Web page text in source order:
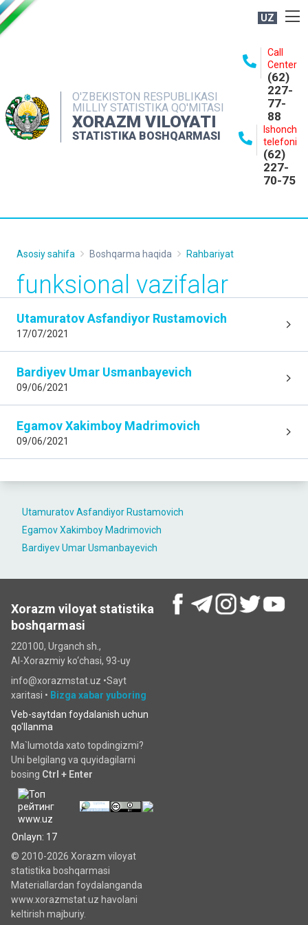
UZ
O'ZBEKISTON RESPUBLIKASI
MILLIY STATISTIKA QO'MITASI
XORAZM VILOYATI
STATISTIKA BOSHQARMASI
Call
Center
(62)
227-
77-
88
Ishonch
telefoni
(62)
227-
70-75
NASHRLAR
INTERAKTIV XIZMATLAR
MATBUOT XIZMATI
Utamuratov Asfandiyor Rustamovich
Egamov Xakimboy Madrimovich
Bardiyev Umar Usmanbayevich
Asosiy sahifa Boshqarma haqida Rahbariyat
funksional vazifalar
Utamuratov Asfandiyor Rustamovich
17/07/2021
Bardiyev Umar Usmanbayevich
09/06/2021
Egamov Xakimboy Madrimovich
09/06/2021
Xorazm viloyat statistika
boshqarmasi
220100, Urganch sh.,
Al-Xorazmiy ko‘chаsi, 93-uy
info@xorazmstat.uz •Sayt
xaritasi • Bizga xabar yuboring
Veb-saytdan foydalanish uchun
qo'llanma
Ma`lumotda xato topdingizmi?
Uni belgilang va quyidagilarni
bosing Ctrl + Enter
Onlayn: 17
© 2010-2026 Xorazm viloyat
statistika boshqarmasi
Materiallardan foydalanganda
www.xorazmstat.uz havolani
keltirish majburiy.